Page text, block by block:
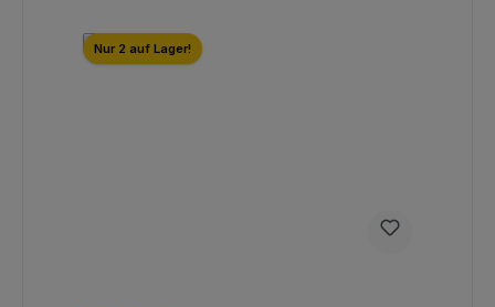
Nur 2 auf Lager!